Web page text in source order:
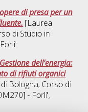
di presa per un
[Laurea
di Studio in
Gestione dell'energia:
di rifiuti organici
Bologna, Corso di
- Forli',